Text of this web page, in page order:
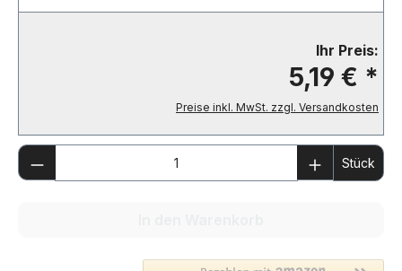
Ihr Preis:
5,19 € *
Preise inkl. MwSt. zzgl. Versandkosten
Produkt Anzahl: Gib den gewünschten
Stück